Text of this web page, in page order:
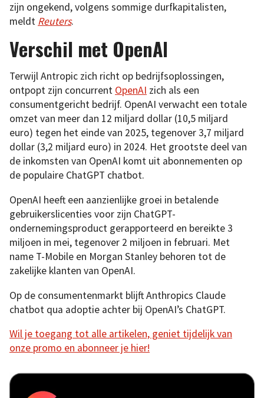
zijn ongekend, volgens sommige durfkapitalisten,
meldt Reuters.
Verschil met OpenAI
Terwijl Antropic zich richt op bedrijfsoplossingen,
ontpopt zijn concurrent OpenAI zich als een
consumentgericht bedrijf. OpenAI verwacht een totale
omzet van meer dan 12 miljard dollar (10,5 miljard
euro) tegen het einde van 2025, tegenover 3,7 miljard
dollar (3,2 miljard euro) in 2024. Het grootste deel van
de inkomsten van OpenAI komt uit abonnementen op
de populaire ChatGPT chatbot.
OpenAI heeft een aanzienlijke groei in betalende
gebruikerslicenties voor zijn ChatGPT-
ondernemingsproduct gerapporteerd en bereikte 3
miljoen in mei, tegenover 2 miljoen in februari. Met
name T-Mobile en Morgan Stanley behoren tot de
zakelijke klanten van OpenAI.
Op de consumentenmarkt blijft Anthropics Claude
chatbot qua adoptie achter bij OpenAI’s ChatGPT.
Wil je toegang tot alle artikelen, geniet tijdelijk van
onze promo en abonneer je hier!